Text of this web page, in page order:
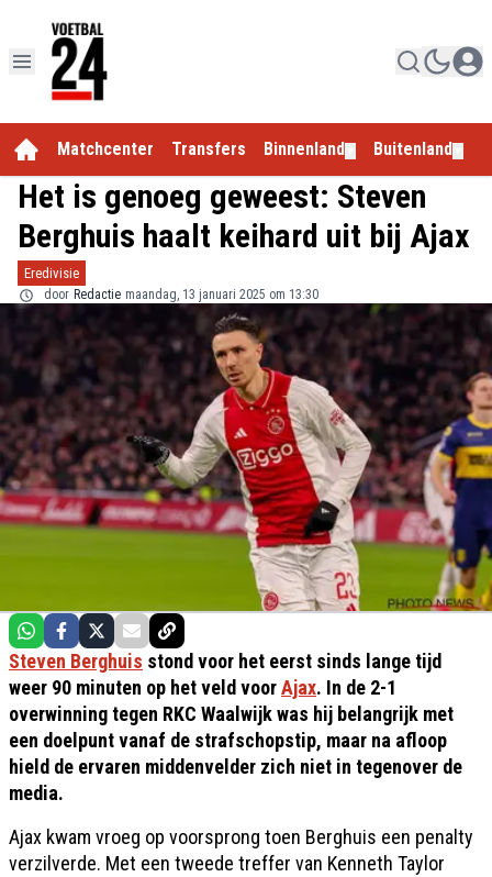
Matchcenter Transfers Binnenland Buitenland
Het is genoeg geweest: Steven
Berghuis haalt keihard uit bij Ajax
Eredivisie
door Redactie maandag, 13 januari 2025 om 13:30
Steven Berghuis stond voor het eerst sinds lange tijd
weer 90 minuten op het veld voorAjax. In de 2-1
overwinning tegen RKC Waalwijk was hij belangrijk met
een doelpunt vanaf de strafschopstip, maar na afloop
hield de ervaren middenvelder zich niet in tegenover de
media.
Ajax kwam vroeg op voorsprong toen Berghuis een penalty
verzilverde. Met een tweede treffer van Kenneth Taylor